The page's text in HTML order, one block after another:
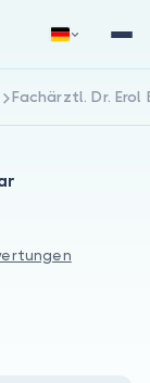
Fachärztl. Dr.